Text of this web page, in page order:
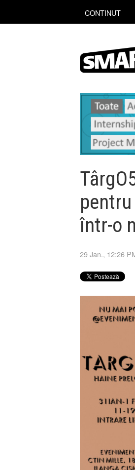
CONTINUT
într-o
29 Jan., 12:26